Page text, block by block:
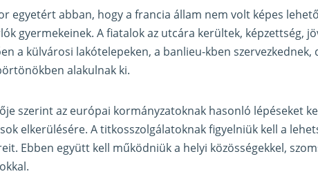
egyetért abban, hogy a francia állam nem volt képes
gyermekeinek. A fiatalok az utcára kerültek, képzettség,
a külvárosi lakótelepeken, a banlieu-kben szervezkednek,
alakulnak ki.
szerint az európai kormányzatoknak hasonló lépéseket
elkerülésére. A titkosszolgálatoknak figyelniük kell a
Ebben együtt kell működniük a helyi közösségekkel,